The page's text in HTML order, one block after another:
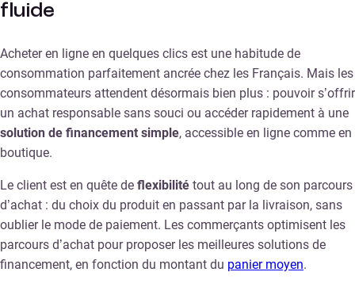
fluide
Acheter en ligne en quelques clics est une habitude de
consommation parfaitement ancrée chez les Français. Mais les
consommateurs attendent désormais bien plus : pouvoir s’offrir
un achat responsable sans souci ou accéder rapidement à une
solution de financement simple, accessible en ligne comme en
boutique.
Le client est en quête de flexibilité tout au long de son parcours
d’achat : du choix du produit en passant par la livraison, sans
oublier le mode de paiement. Les commerçants optimisent les
parcours d’achat pour proposer les meilleures solutions de
financement, en fonction du montant du panier moyen.